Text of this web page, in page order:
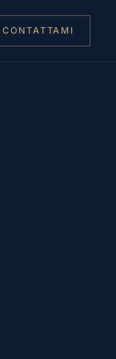
CONTATTAMI